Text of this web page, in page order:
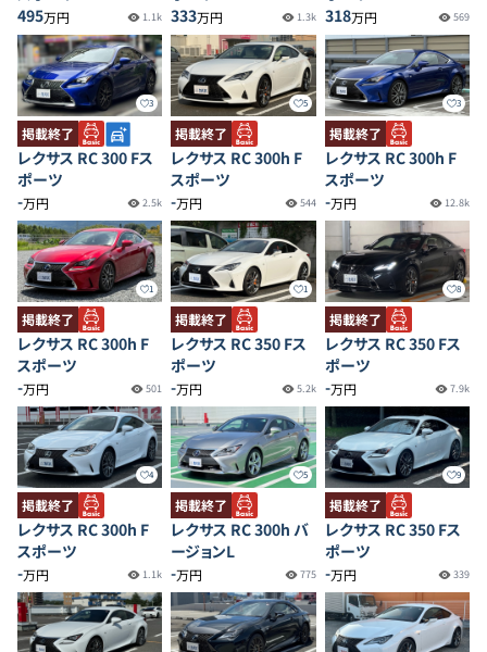
495万円 1.1k
333万円 1.3k
318万円 569
3
掲載終了
レクサス RC 300 Fス
ポーツ
-万円 2.5k
5
掲載終了
レクサス RC 300h F
スポーツ
-万円 544
3
掲載終了
レクサス RC 300h F
スポーツ
-万円 12.8k
1
掲載終了
レクサス RC 300h F
スポーツ
-万円 501
1
掲載終了
レクサス RC 350 Fス
ポーツ
-万円 5.2k
8
掲載終了
レクサス RC 350 Fス
ポーツ
-万円 7.9k
4
掲載終了
レクサス RC 300h F
スポーツ
-万円 1.1k
5
掲載終了
レクサス RC 300h バ
ージョンL
-万円 775
9
掲載終了
レクサス RC 350 Fス
ポーツ
-万円 339